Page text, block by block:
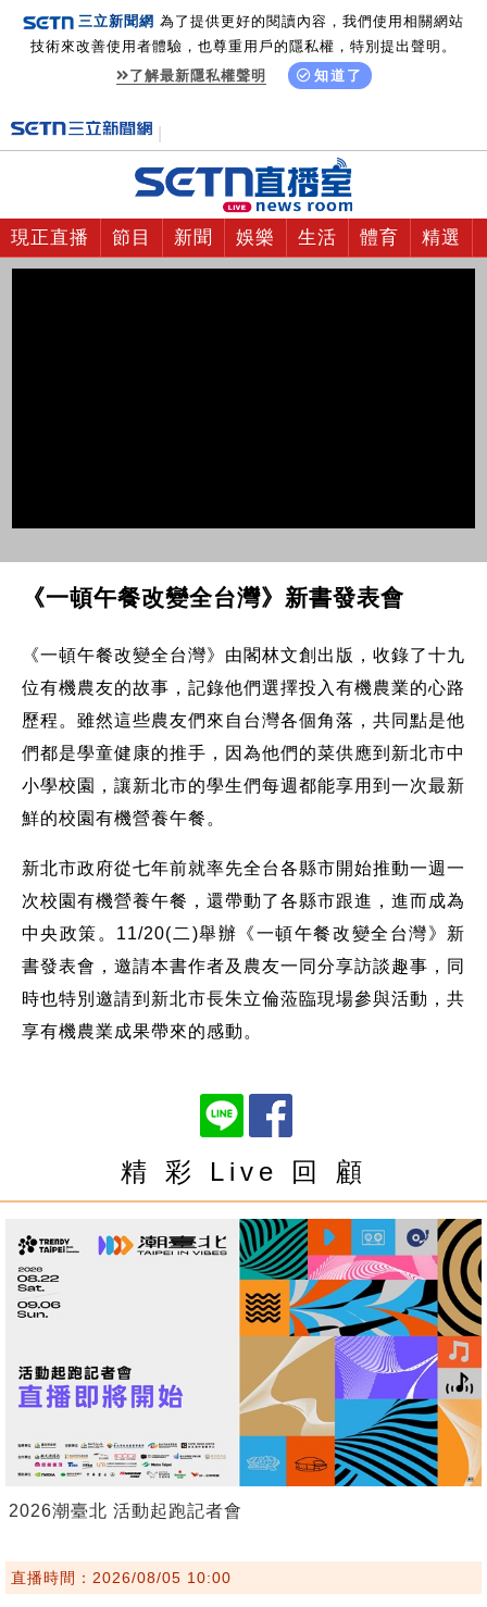
三立新聞網 為了提供更好的閱讀內容，我們使用相關網站
技術來改善使用者體驗，也尊重用戶的隱私權，特別提出聲明。
了解最新隱私權聲明
知道了
現正直播 節目 新聞 娛樂 生活 體育 精選
《一頓午餐改變全台灣》新書發表會
《一頓午餐改變全台灣》由閣林文創出版，收錄了十九
位有機農友的故事，記錄他們選擇投入有機農業的心路
歷程。雖然這些農友們來自台灣各個角落，共同點是他
們都是學童健康的推手，因為他們的菜供應到新北市中
小學校園，讓新北市的學生們每週都能享用到一次最新
鮮的校園有機營養午餐。
新北市政府從七年前就率先全台各縣市開始推動一週一
次校園有機營養午餐，還帶動了各縣市跟進，進而成為
中央政策。11/20(二)舉辦《一頓午餐改變全台灣》新
書發表會，邀請本書作者及農友一同分享訪談趣事，同
時也特別邀請到新北市長朱立倫蒞臨現場參與活動，共
享有機農業成果帶來的感動。
精 彩 Live 回 顧
2026潮臺北 活動起跑記者會
直播時間：2026/08/05 10:00